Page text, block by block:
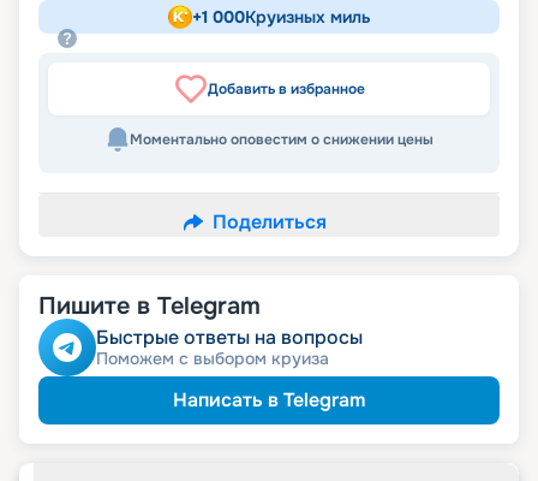
+1 000Круизных миль
Добавить в избранное
Моментально оповестим о снижении цены
Поделиться
Пишите в Telegram
Быстрые ответы на вопросы
Поможем с выбором круиза
Написать в Telegram